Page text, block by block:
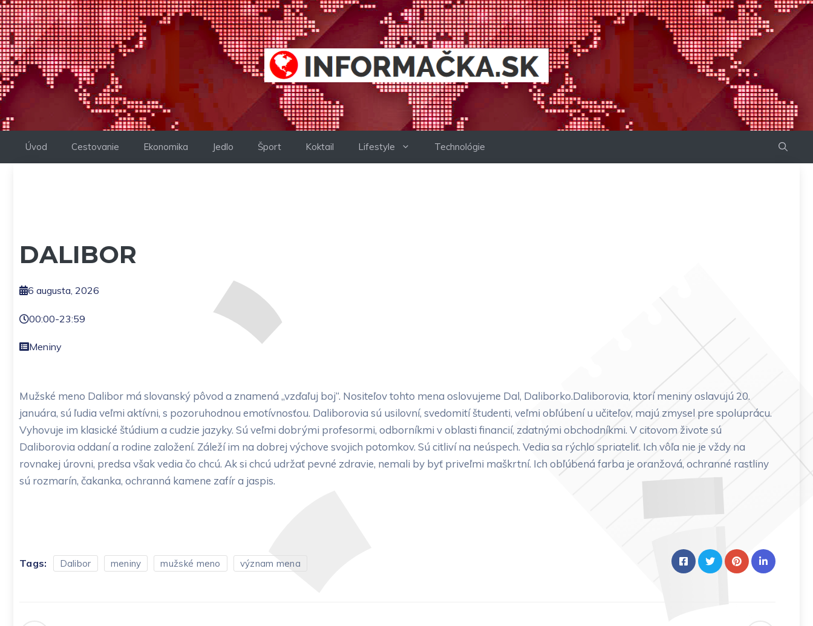
Preskočiť
na
obsah
Úvod Cestovanie Ekonomika Jedlo Šport Koktail Lifestyle Technológie
DALIBOR
6 augusta, 2026
00:00-23:59
Meniny
Mužské meno Dalibor má slovanský pôvod a znamená „vzďaľuj boj“. Nositeľov tohto mena oslovujeme Dal, Daliborko.Daliborovia, ktorí meniny oslavujú 20.
januára, sú ľudia veľmi aktívni, s pozoruhodnou emotívnosťou. Daliborovia sú usilovní, svedomití študenti, veľmi obľúbení u učiteľov, majú zmysel pre spoluprácu.
Vyhovuje im klasické štúdium a cudzie jazyky. Sú veľmi dobrými profesormi, odborníkmi v oblasti financií, zdatnými obchodníkmi. V citovom živote sú
Daliborovia oddaní a rodine založení. Záleží im na dobrej výchove svojich potomkov. Sú citliví na neúspech. Vedia sa rýchlo spriateliť. Ich vôľa nie je vždy na
rovnakej úrovni, predsa však vedia čo chcú. Ak si chcú udržať pevné zdravie, nemali by byť priveľmi maškrtní. Ich obľúbená farba je oranžová, ochranné rastliny
sú rozmarín, čakanka, ochranná kamene zafír a jaspis.
Tags: Dalibor meniny mužské meno význam mena